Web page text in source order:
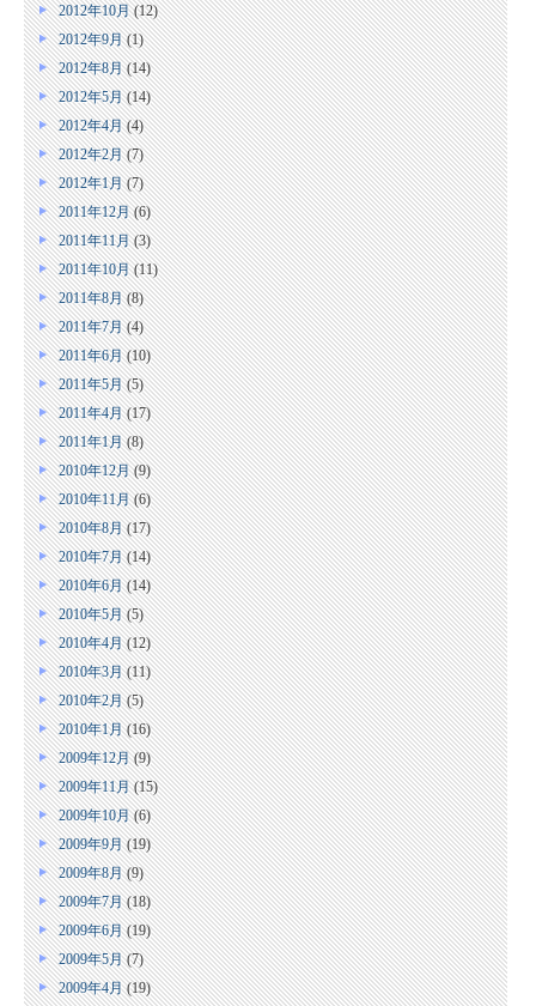
2012年10月(12)
2012年9月(1)
2012年8月(14)
2012年5月(14)
2012年4月(4)
2012年2月(7)
2012年1月(7)
2011年12月(6)
2011年11月(3)
2011年10月(11)
2011年8月(8)
2011年7月(4)
2011年6月(10)
2011年5月(5)
2011年4月(17)
2011年1月(8)
2010年12月(9)
2010年11月(6)
2010年8月(17)
2010年7月(14)
2010年6月(14)
2010年5月(5)
2010年4月(12)
2010年3月(11)
2010年2月(5)
2010年1月(16)
2009年12月(9)
2009年11月(15)
2009年10月(6)
2009年9月(19)
2009年8月(9)
2009年7月(18)
2009年6月(19)
2009年5月(7)
2009年4月(19)